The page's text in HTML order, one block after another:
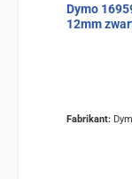
Dymo
12mm
Fabrikant: